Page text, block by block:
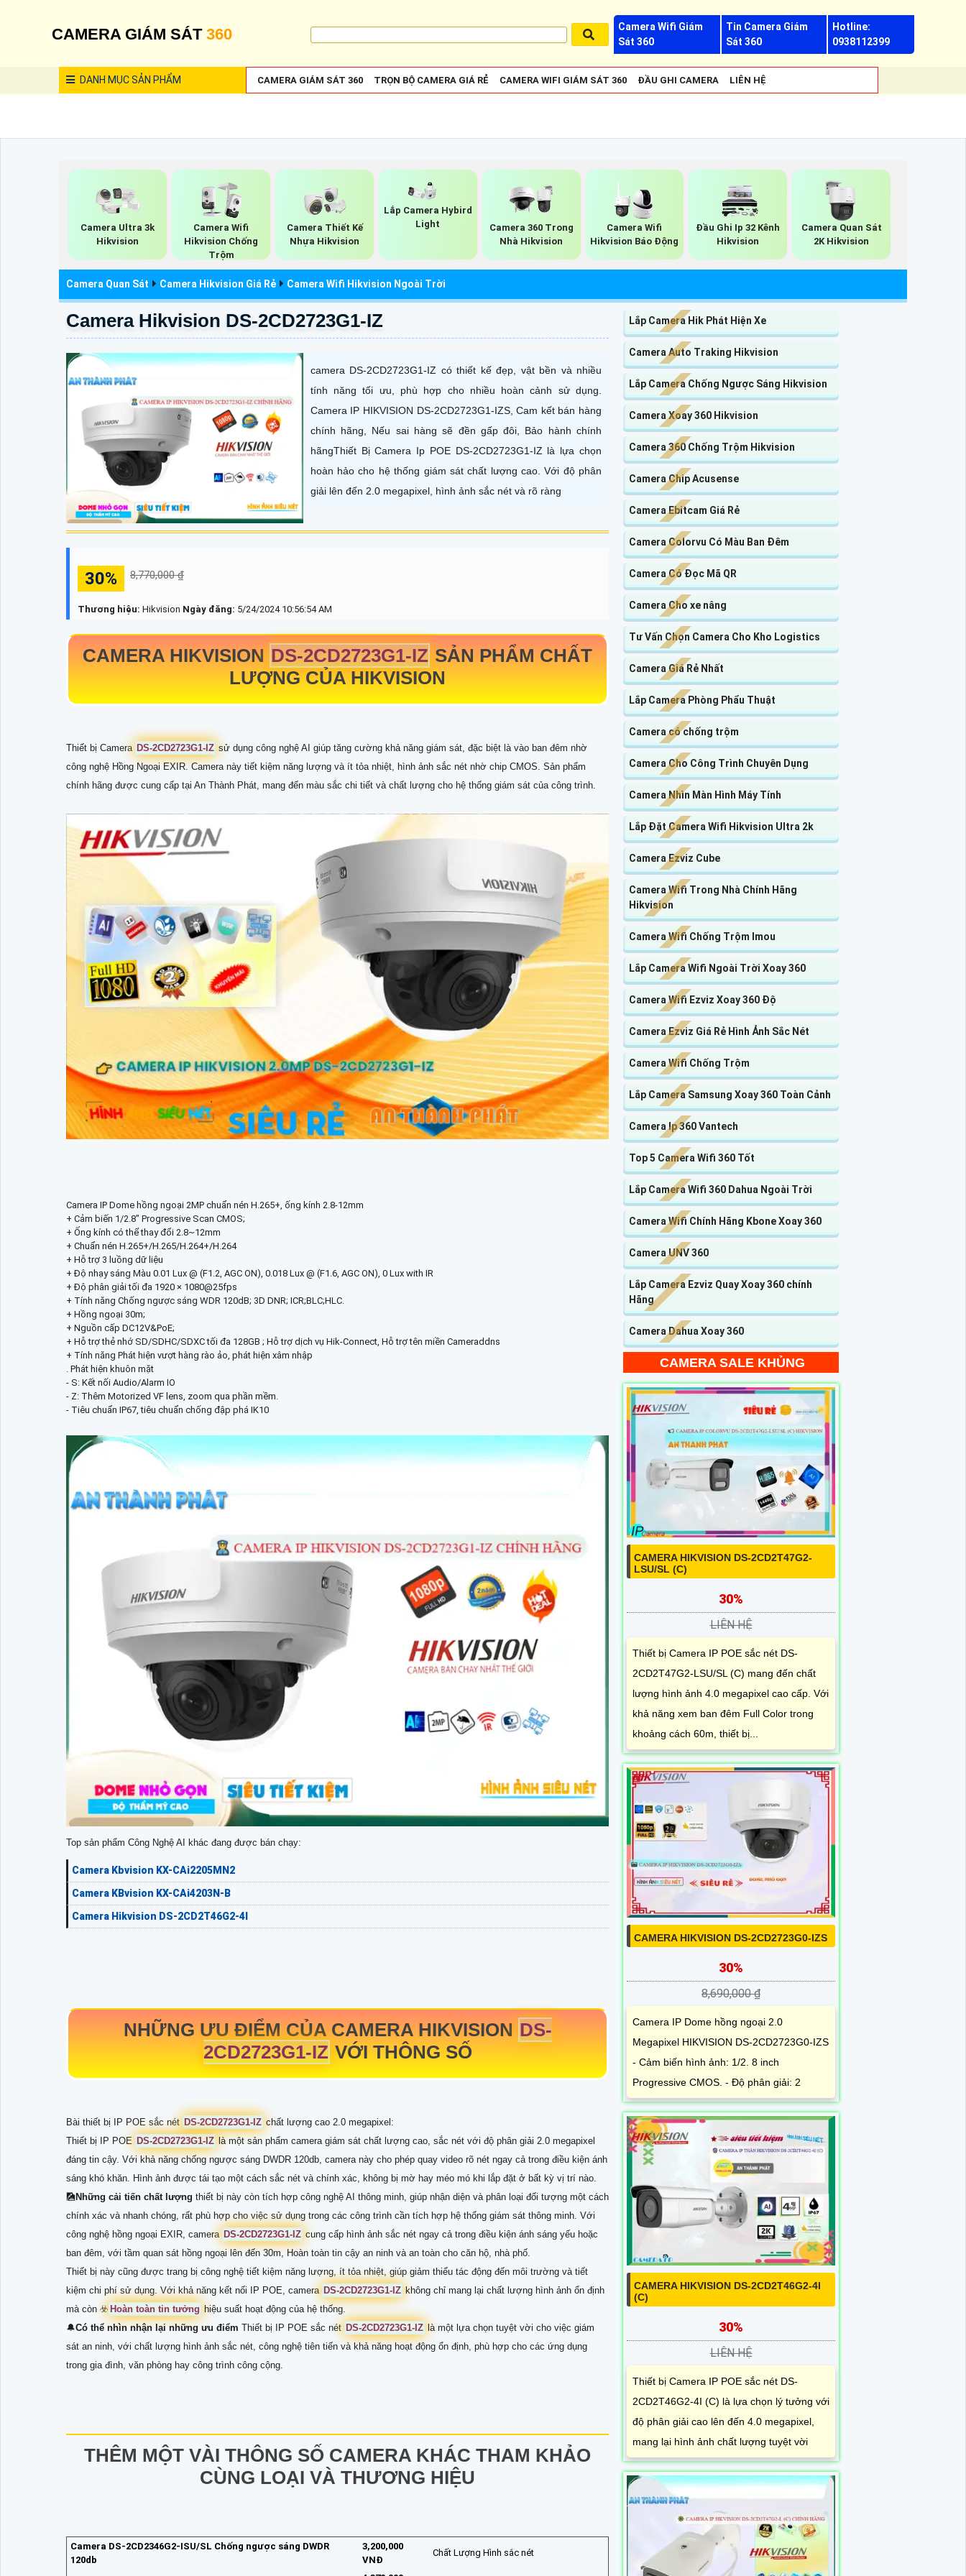
CAMERA GIÁM SÁT 360
Camera Wifi Giám
Sát 360
Tin Camera Giám
Sát 360
Hotline:
0938112399
DANH MỤCSẢN PHẨM CAMERA GIÁM SÁT 360 TRỌN BỘ CAMERA GIÁ RẺ CAMERA WIFI GIÁM SÁT 360 ĐẦU GHI CAMERA LIÊN HỆ
Camera Ultra 3k
Hikvision
Camera Wifi
Hikvision Chống
Trộm
Camera Thiết Kế
Nhựa Hikvision
Lắp Camera Hybird
Light
Camera 360 Trong
Nhà Hikvision
Camera Wifi
Hikvision Báo Động
Đầu Ghi Ip 32 Kênh
Hikvision
Camera Quan Sát
2K Hikvision
Camera Quan Sát Camera Hikvision Giá Rẻ Camera Wifi Hikvision Ngoài Trời
Camera Hikvision DS-2CD2723G1-IZ
camera DS-2CD2723G1-IZ có thiết kế đẹp, vật bền và nhiều
tính năng tối ưu, phù hợp cho nhiều hoàn cảnh sử dụng.
Camera IP HIKVISION DS-2CD2723G1-IZS, Cam kết bán hàng
chính hãng, Nếu sai hàng sẽ đền gấp đôi, Bảo hành chính
hãngThiết Bị Camera Ip POE DS-2CD2723G1-IZ là lựa chọn
hoàn hảo cho hệ thống giám sát chất lượng cao. Với độ phân
giải lên đến 2.0 megapixel, hình ảnh sắc nét và rõ ràng
30% 8,770,000 ₫
Thương hiệu: Hikvision Ngày đăng: 5/24/2024 10:56:54 AM
CAMERA HIKVISION DS-2CD2723G1-IZ SẢN PHẨM CHẤT
LƯỢNG CỦA HIKVISION
Thiết bị Camera DS-2CD2723G1-IZ sử dụng công nghệ AI giúp tăng cường khả năng giám sát, đặc biệt là vào ban đêm nhờ
công nghệ Hồng Ngoại EXIR. Camera này tiết kiệm năng lượng và ít tỏa nhiệt, hình ảnh sắc nét nhờ chip CMOS. Sản phẩm
chính hãng được cung cấp tại An Thành Phát, mang đến màu sắc chi tiết và chất lượng cho hệ thống giám sát của công trình.
Camera IP Dome hồng ngoại 2MP chuẩn nén H.265+, ống kính 2.8-12mm
+ Cảm biến 1/2.8" Progressive Scan CMOS;
+ Ống kính có thể thay đổi 2.8~12mm
+ Chuẩn nén H.265+/H.265/H.264+/H.264
+ Hỗ trợ 3 luồng dữ liệu
+ Độ nhạy sáng Màu 0.01 Lux @ (F1.2, AGC ON), 0.018 Lux @ (F1.6, AGC ON), 0 Lux with IR
+ Độ phân giải tối đa 1920 × 1080@25fps
+ Tính năng Chống ngược sáng WDR 120dB; 3D DNR; ICR;BLC;HLC.
+ Hồng ngoại 30m;
+ Nguồn cấp DC12V&PoE;
+ Hỗ trợ thẻ nhớ SD/SDHC/SDXC tối đa 128GB ; Hỗ trợ dịch vụ Hik-Connect, Hỗ trợ tên miền Cameraddns
+ Tính năng Phát hiện vượt hàng rào ảo, phát hiện xâm nhập
. Phát hiện khuôn mặt
- S: Kết nối Audio/Alarm IO
- Z: Thêm Motorized VF lens, zoom qua phần mềm.
- Tiêu chuẩn IP67, tiêu chuẩn chống đập phá IK10
Top sản phẩm Công Nghệ AI khác đang được bán chạy:
Camera Kbvision KX-CAi2205MN2
Camera KBvision KX-CAi4203N-B
Camera Hikvision DS-2CD2T46G2-4I
NHỮNG ƯU ĐIỂM CỦA CAMERA HIKVISION DS-
2CD2723G1-IZ VỚI THÔNG SỐ
Bài thiết bị IP POE sắc nét DS-2CD2723G1-IZ chất lượng cao 2.0 megapixel:
Thiết bị IP POE DS-2CD2723G1-IZ là một sản phẩm camera giám sát chất lượng cao, sắc nét với độ phân giải 2.0 megapixel
đáng tin cậy. Với khả năng chống ngược sáng DWDR 120db, camera này cho phép quay video rõ nét ngay cả trong điều kiện ánh
sáng khó khăn. Hình ảnh được tái tạo một cách sắc nét và chính xác, không bị mờ hay méo mó khi lắp đặt ở bất kỳ vị trí nào.
🎑Những cải tiến chất lượng thiết bị này còn tích hợp công nghệ AI thông minh, giúp nhận diện và phân loại đối tượng một cách
chính xác và nhanh chóng, rất phù hợp cho việc sử dụng trong các công trình cần tích hợp hệ thống giám sát thông minh. Với
công nghệ hồng ngoại EXIR, camera DS-2CD2723G1-IZ cung cấp hình ảnh sắc nét ngay cả trong điều kiện ánh sáng yếu hoặc
ban đêm, với tầm quan sát hồng ngoại lên đến 30m, Hoàn toàn tin cậy an ninh và an toàn cho căn hộ, nhà phố.
Thiết bị này cũng được trang bị công nghệ tiết kiệm năng lượng, ít tỏa nhiệt, giúp giảm thiểu tác động đến môi trường và tiết
kiệm chi phí sử dụng. Với khả năng kết nối IP POE, camera DS-2CD2723G1-IZ không chỉ mang lại chất lượng hình ảnh ổn định
mà còn ☣️ Hoàn toàn tin tưởng hiệu suất hoạt động của hệ thống.
🔔Có thể nhìn nhận lại những ưu điểm Thiết bị IP POE sắc nét DS-2CD2723G1-IZ là một lựa chọn tuyệt vời cho việc giám
sát an ninh, với chất lượng hình ảnh sắc nét, công nghệ tiên tiến và khả năng hoạt động ổn định, phù hợp cho các ứng dụng
trong gia đình, văn phòng hay công trình công cộng.
THÊM MỘT VÀI THÔNG SỐ CAMERA KHÁC THAM KHẢO
CÙNG LOẠI VÀ THƯƠNG HIỆU
Camera DS-2CD2346G2-ISU/SL Chống ngược sáng DWDR
120db
3,200,000
VNĐ
Chất Lượng Hình sắc nét
Lắp Camera Hik Phát Hiện Xe
Camera Auto Traking Hikvision
Lắp Camera Chống Ngược Sáng Hikvision
Camera Xoay 360 Hikvision
Camera 360 Chống Trộm Hikvision
Camera Chip Acusense
Camera Ebitcam Giá Rẻ
Camera Colorvu Có Màu Ban Đêm
Camera Có Đọc Mã QR
Camera Cho xe nâng
Tư Vấn Chọn Camera Cho Kho Logistics
Camera Giá Rẻ Nhất
Lắp Camera Phòng Phẩu Thuật
Camera có chống trộm
Camera Cho Công Trình Chuyên Dụng
Camera Nhìn Màn Hình Máy Tính
Lắp Đặt Camera Wifi Hikvision Ultra 2k
Camera Ezviz Cube
Camera Wifi Trong Nhà Chính Hãng
Hikvision
Camera Wifi Chống Trộm Imou
Lắp Camera Wifi Ngoài Trời Xoay 360
Camera Wifi Ezviz Xoay 360 Độ
Camera Ezviz Giá Rẻ Hình Ảnh Sắc Nét
Camera Wifi Chống Trộm
Lắp Camera Samsung Xoay 360 Toàn Cảnh
Camera Ip 360 Vantech
Top 5 Camera Wifi 360 Tốt
Lắp Camera Wifi 360 Dahua Ngoài Trời
Camera Wifi Chính Hãng Kbone Xoay 360
Camera UNV 360
Lắp Camera Ezviz Quay Xoay 360 chính
Hãng
Camera Dahua Xoay 360
CAMERA SALE KHỦNG
CAMERA HIKVISION DS-2CD2T47G2-
LSU/SL (C)
30%
LIÊN HỆ
Thiết bị Camera IP POE sắc nét DS-
2CD2T47G2-LSU/SL (C) mang đến chất
lượng hình ảnh 4.0 megapixel cao cấp. Với
khả năng xem ban đêm Full Color trong
khoảng cách 60m, thiết bị...
CAMERA HIKVISION DS-2CD2723G0-IZS
30%
8,690,000 ₫
Camera IP Dome hồng ngoại 2.0
Megapixel HIKVISION DS-2CD2723G0-IZS
- Cảm biến hình ảnh: 1/2. 8 inch
Progressive CMOS. - Độ phân giải: 2
CAMERA HIKVISION DS-2CD2T46G2-4I
(C)
30%
LIÊN HỆ
Thiết bị Camera IP POE sắc nét DS-
2CD2T46G2-4I (C) là lựa chọn lý tưởng với
độ phân giải cao lên đến 4.0 megapixel,
mang lại hình ảnh chất lượng tuyệt vời